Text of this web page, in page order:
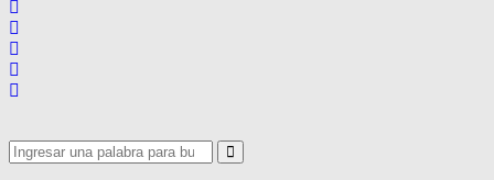
Search
for:
Search